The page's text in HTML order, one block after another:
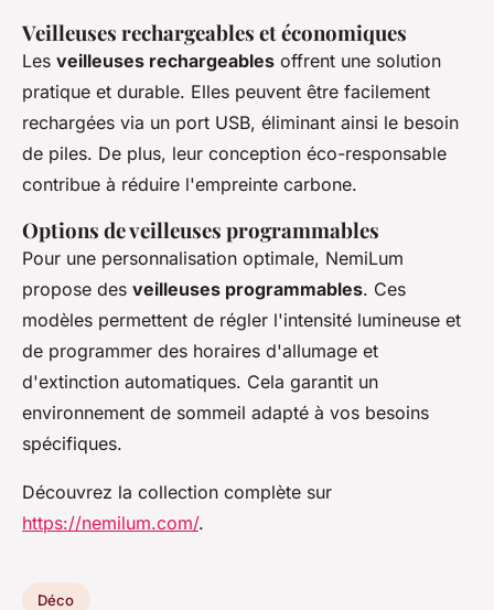
Veilleuses rechargeables et économiques
Les veilleuses rechargeables offrent une solution
pratique et durable. Elles peuvent être facilement
rechargées via un port USB, éliminant ainsi le besoin
de piles. De plus, leur conception éco-responsable
contribue à réduire l'empreinte carbone.
Options de veilleuses programmables
Pour une personnalisation optimale, NemiLum
propose des veilleuses programmables. Ces
modèles permettent de régler l'intensité lumineuse et
de programmer des horaires d'allumage et
d'extinction automatiques. Cela garantit un
environnement de sommeil adapté à vos besoins
spécifiques.
Découvrez la collection complète sur
https://nemilum.com/.
Déco